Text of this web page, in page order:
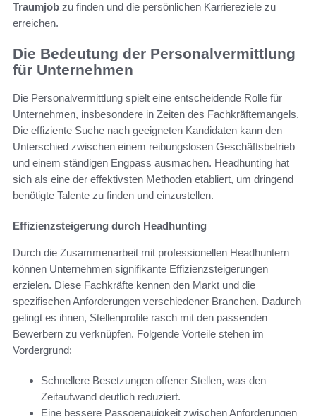
Traumjob zu finden und die persönlichen Karriereziele zu
erreichen.
Die Bedeutung der Personalvermittlung
für Unternehmen
Die Personalvermittlung spielt eine entscheidende Rolle für
Unternehmen, insbesondere in Zeiten des Fachkräftemangels.
Die effiziente Suche nach geeigneten Kandidaten kann den
Unterschied zwischen einem reibungslosen Geschäftsbetrieb
und einem ständigen Engpass ausmachen. Headhunting hat
sich als eine der effektivsten Methoden etabliert, um dringend
benötigte Talente zu finden und einzustellen.
Effizienzsteigerung durch Headhunting
Durch die Zusammenarbeit mit professionellen Headhuntern
können Unternehmen signifikante Effizienzsteigerungen
erzielen. Diese Fachkräfte kennen den Markt und die
spezifischen Anforderungen verschiedener Branchen. Dadurch
gelingt es ihnen, Stellenprofile rasch mit den passenden
Bewerbern zu verknüpfen. Folgende Vorteile stehen im
Vordergrund:
Schnellere Besetzungen offener Stellen, was den
Zeitaufwand deutlich reduziert.
Eine bessere Passgenauigkeit zwischen Anforderungen